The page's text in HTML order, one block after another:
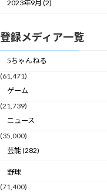
2023年9月 (2)
登録メディア一覧
5ちゃんねる
(61,471)
ゲーム
(21,739)
ニュース
(35,000)
芸能 (282)
野球
(71,400)